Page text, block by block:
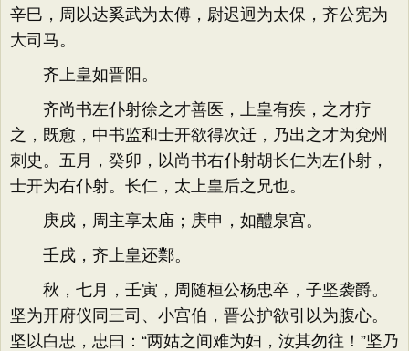
辛巳，周以达奚武为太傅，尉迟迥为太保，齐公宪为
大司马。
齐上皇如晋阳。
齐尚书左仆射徐之才善医，上皇有疾，之才疗
之，既愈，中书监和士开欲得次迁，乃出之才为兗州
刺史。五月，癸卯，以尚书右仆射胡长仁为左仆射，
士开为右仆射。长仁，太上皇后之兄也。
庚戌，周主享太庙；庚申，如醴泉宫。
壬戌，齐上皇还鄴。
秋，七月，壬寅，周随桓公杨忠卒，子坚袭爵。
坚为开府仪同三司、小宫伯，晋公护欲引以为腹心。
坚以白忠，忠曰：“两姑之间难为妇，汝其勿往！”坚乃